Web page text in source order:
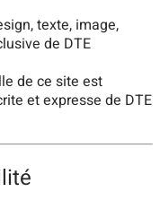
texte, image,
de DTE
de ce site est
et expresse de DTE